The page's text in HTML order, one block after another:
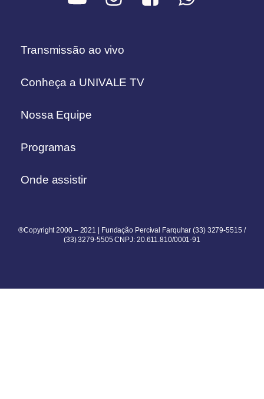
Transmissão ao vivo
Conheça a UNIVALE TV
Nossa Equipe
Programas
Onde assistir
®Copyright 2000 – 2021 | Fundação Percival Farquhar (33) 3279-5515 /
(33) 3279-5505 CNPJ: 20.611.810/0001-91